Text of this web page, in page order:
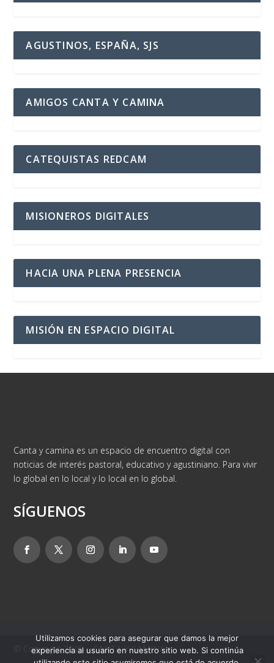
AGUSTINOS, ESPAÑA, SJS
AMIGOS CANTA Y CAMINA
CATEQUISTAS REDCAM
MISIONEROS DIGITALES
HACIA UNA PLENA PRESENCIA
MISIÓN EN ESPACIO DIGITAL
Canta y camina es un espacio de encuentro digital con
noticias de interés pastoral, educativo y agustiniano. Para vivir
lo global en lo local y lo local en lo global.
SÍGUENOS
© Copyright 2025 – CANTA Y CAMINA
Utilizamos cookies para asegurar que damos la mejor
experiencia al usuario en nuestro sitio web. Si continúa